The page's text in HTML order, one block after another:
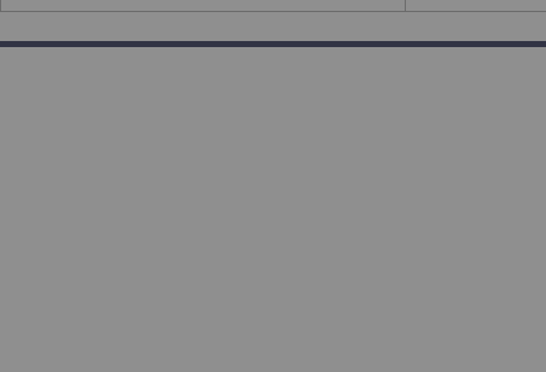
50% completed